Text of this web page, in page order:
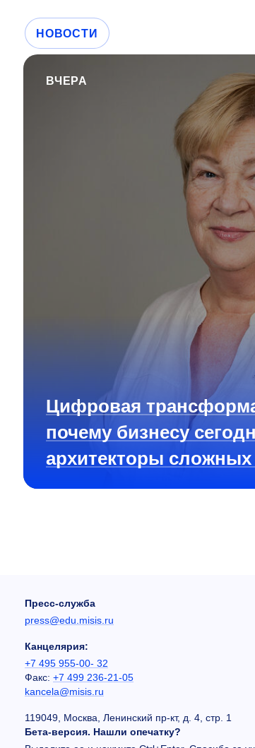
НОВОСТИ
ВЧЕРА
Цифровая
почему бизнесу
архитекторы
Пресс-служба
press@edu.misis.ru
Канцелярия:
+7 495 955-00- 32
Факс: +7 499 236-21-05
kancela@misis.ru
119049, Москва, Ленинский пр-кт, д. 4, стр. 1
Бета-версия. Нашли опечатку?